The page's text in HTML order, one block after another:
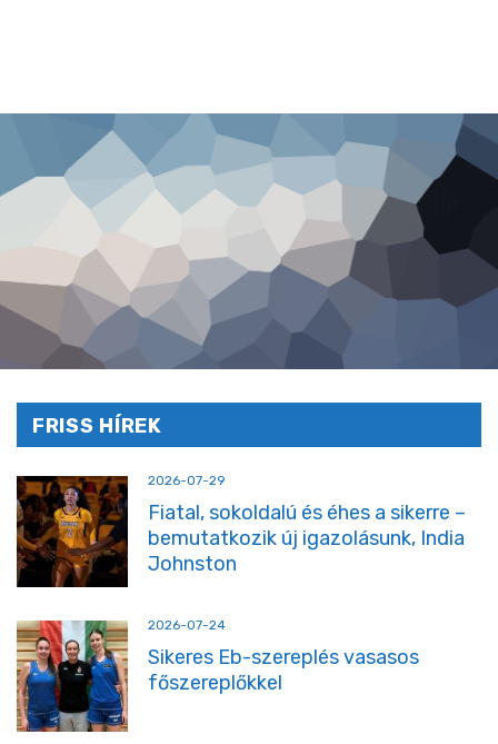
FRISS HÍREK
2026-07-29
Fiatal, sokoldalú és éhes a sikerre –
bemutatkozik új igazolásunk, India
Johnston
2026-07-24
Sikeres Eb-szereplés vasasos
főszereplőkkel